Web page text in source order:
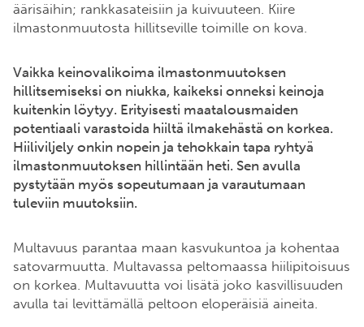
äärisäihin; rankkasateisiin ja kuivuuteen. Kiire
ilmastonmuutosta hillitseville toimille on kova.
Vaikka keinovalikoima ilmastonmuutoksen
hillitsemiseksi on niukka, kaikeksi onneksi keinoja
kuitenkin löytyy. Erityisesti maatalousmaiden
potentiaali varastoida hiiltä ilmakehästä on korkea.
Hiiliviljely onkin nopein ja tehokkain tapa ryhtyä
ilmastonmuutoksen hillintään heti. Sen avulla
pystytään myös sopeutumaan ja varautumaan
tuleviin muutoksiin.
Multavuus parantaa maan kasvukuntoa ja kohentaa
satovarmuutta. Multavassa peltomaassa hiilipitoisuus
on korkea. Multavuutta voi lisätä joko kasvillisuuden
avulla tai levittämällä peltoon eloperäisiä aineita.